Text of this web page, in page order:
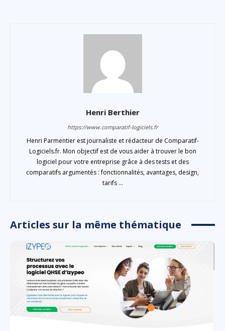
Henri Berthier
https://www.comparatif-logiciels.fr
Henri Parmentier est journaliste et rédacteur de Comparatif-
Logiciels.fr. Mon objectif est de vous aider à trouver le bon
logiciel pour votre entreprise grâce à des tests et des
comparatifs argumentés : fonctionnalités, avantages, design,
tarifs ...
Articles sur la même thématique